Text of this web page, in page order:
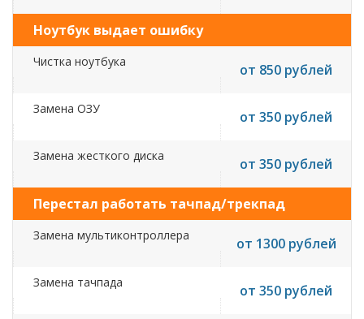
Ноутбук выдает ошибку
Чистка ноутбука от 850 рублей
Замена ОЗУ от 350 рублей
Замена жесткого диска от 350 рублей
Перестал работать тачпад/трекпад
Замена мультиконтроллера от 1300 рублей
Замена тачпада от 350 рублей